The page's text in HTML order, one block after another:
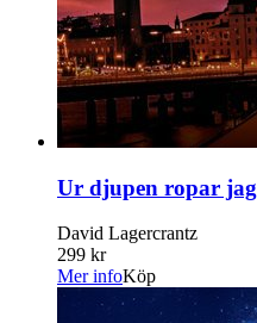
Ur djupen ropar jag
David Lagercrantz
299 kr
Mer infoKöp